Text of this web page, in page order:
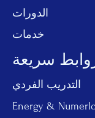
الدورات
خدمات
سريعة
التدريب الفردي
Energy &